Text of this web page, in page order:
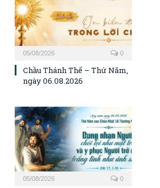
05/08/2026 0
Chầu Thánh Thể – Thứ Năm,
ngày 06.08.2026
05/08/2026 0